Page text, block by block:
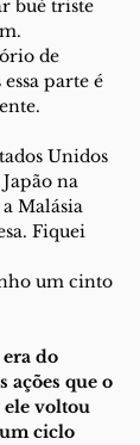
bué triste
de
parte é
Unidos
na
Malásia
Fiquei
um cinto
do
ações que o
ele voltou
ciclo